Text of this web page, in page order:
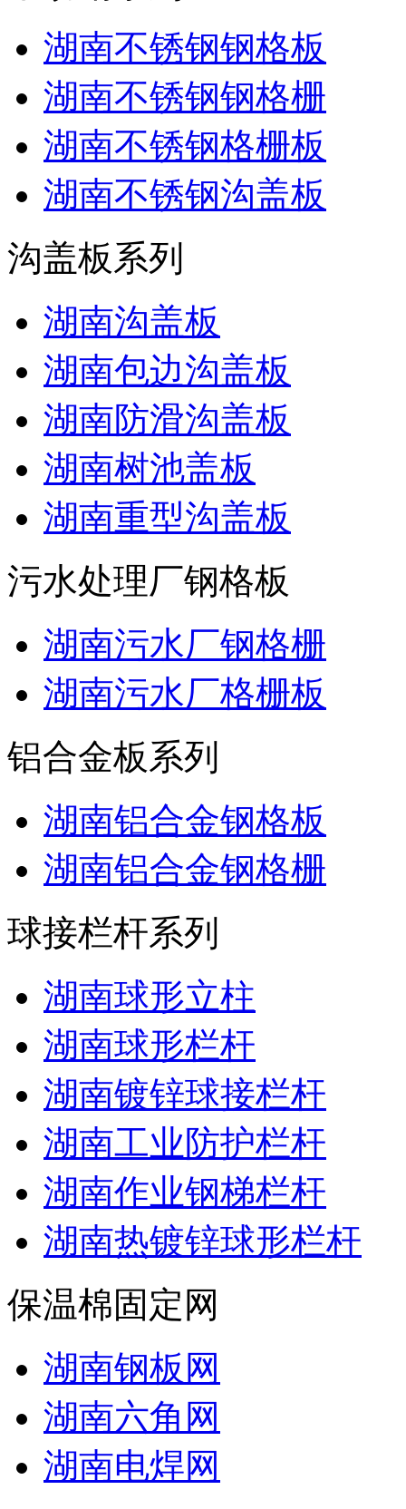
湖南不锈钢钢格板
湖南不锈钢钢格栅
湖南不锈钢格栅板
湖南不锈钢沟盖板
沟盖板系列
湖南沟盖板
湖南包边沟盖板
湖南防滑沟盖板
湖南树池盖板
湖南重型沟盖板
污水处理厂钢格板
湖南污水厂钢格栅
湖南污水厂格栅板
铝合金板系列
湖南铝合金钢格板
湖南铝合金钢格栅
球接栏杆系列
湖南球形立柱
湖南球形栏杆
湖南镀锌球接栏杆
湖南工业防护栏杆
湖南作业钢梯栏杆
湖南热镀锌球形栏杆
保温棉固定网
湖南钢板网
湖南六角网
湖南电焊网